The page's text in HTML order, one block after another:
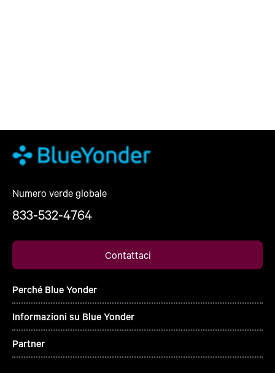
Numero verde globale
833-532-4764
Contattaci
Perché Blue Yonder
Informazioni su Blue Yonder
Partner